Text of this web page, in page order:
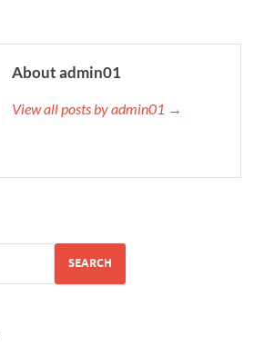
About admin01
View all posts by admin01 →
SEARCH